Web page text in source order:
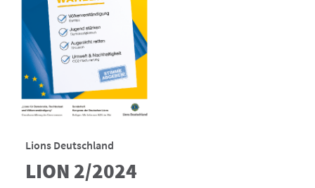
Lions Deutschland
LION 2/2024